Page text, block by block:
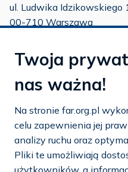
ul. Ludwika Idzikowskiego
00-710 Warszawa
tel.:22 651 88 03
22 858 26 39
tel.:22 642 22 91
e-mail:info@far.org.pl
Twoja
nas ważna!
Na stronie far.org.pl
celu zapewnienia jej
analizy ruchu oraz
Pliki te umożliwiają
użytkowników, a